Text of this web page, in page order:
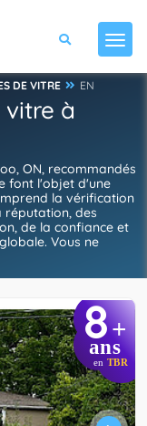
DE VITRE EN
vitre à
ON, recommandés
font l'objet d'une
la vérification
réputation, des
de la confiance et
Vous ne
8+
ans
en TBR